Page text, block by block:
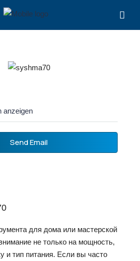
anzeigen
Send Email
для дома или мастерской
не только на мощность,
и тип питания. Если вы часто